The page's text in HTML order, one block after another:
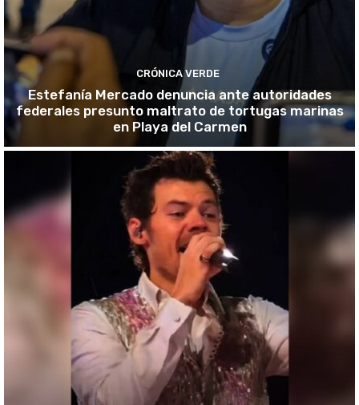
CRÓNICA VERDE
Estefanía Mercado denuncia ante autoridades
federales presunto maltrato de tortugas marinas
en Playa del Carmen